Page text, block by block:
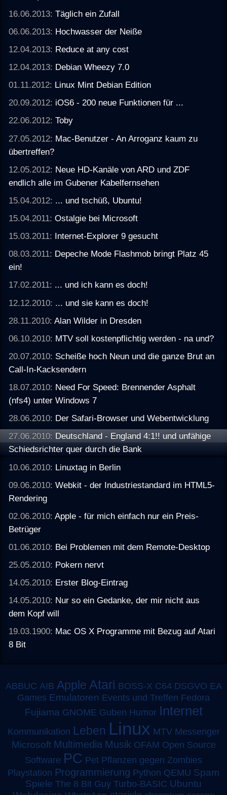
16.06.2013:Täglich ein Zufall
06.06.2013: Hochwasser der Neiße
12.04.2013: Reduce at any cost
12.04.2013: Debian Wheezy 7.0
01.11.2012: Linux Mint Debian Edition
20.09.2012: iOS6 - 200 neue Funktionen für ...
22.06.2012:Toby
27.05.2012: Mac-Benutzer - An Arroganz kaum zu
übertreffen?
12.05.2012: Neue HD-Kanäle von ARD und ZDF
endlich alle im Gubener Kabelfernsehen
15.04.2012: ... und tschüß, Ubuntu!
15.04.2011:Ostalgie bei Microsoft
15.03.2011: Internet-Explorer 9 gesucht
08.03.2011: Depeche Mode Flashmob bringt Platz 45
ein!
17.02.2011: ... und ich kann es doch!
12.12.2010: ... und sie kann es doch!
28.11.2010:Alan Wilder in Dresden
06.10.2010: MTV soll kostenpflichtig werden - na und?
20.07.2010: Scheiße hoch Neun und die ganze Brut an
Call-In-Kacksendern
18.07.2010: Need For Speed: Brennender Asphalt
(nfs4) unter Windows 7
28.06.2010: Der Safari-Browser und Webentwicklung
27.06.2010: Deutschland - England 4:1!! und unfähige
Schiedsrichter quer durch die Bank
10.06.2010: Linuxtag in Berlin
09.06.2010:Webkit - der Industriestandard im HTML5-
Rendering
02.06.2010:Apple - für mich einfach nur ein Preis-
Betrüger
01.06.2010: Bei Problemen mit dem Remote-Desktop
25.05.2010: Pokern nervt
14.05.2010: Erster Blog-Eintrag
14.05.2010: Nur so ein Gedanke, der mir nicht aus
dem Kopf will
19.03.1900: Mac OS X Programme mit Bezug auf Atari
8 Bit
ABBUC AIB Apple Atari BOSS-X C64 DSGVO EA
Games Emulatoren Events und Treffen Fedora
Fujiama GNOME Guben Humor Internet
Kommunikation Leben Linux MTV Messenger
Microsoft Multimedia Musik OFAM Open Source
Software PC Pet Pflanzen gegen Zombies
Playstation Programmierung Python QEMU Spam
Spiele The 8 Bit Guy Turbo-BASIC Ubuntu